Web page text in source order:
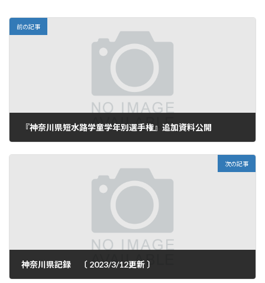
前の記事
『神奈川県短水路学童学年別選手権』追加資料公開
次の記事
神奈川県記録 〔 2023/3/12更新 〕